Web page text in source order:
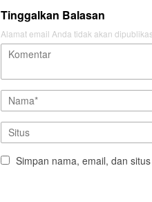
Tinggalkan Balasan
Alamat email Anda tidak akan
Simpan nama, email, dan